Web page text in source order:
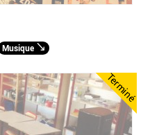
Musique
Terminé